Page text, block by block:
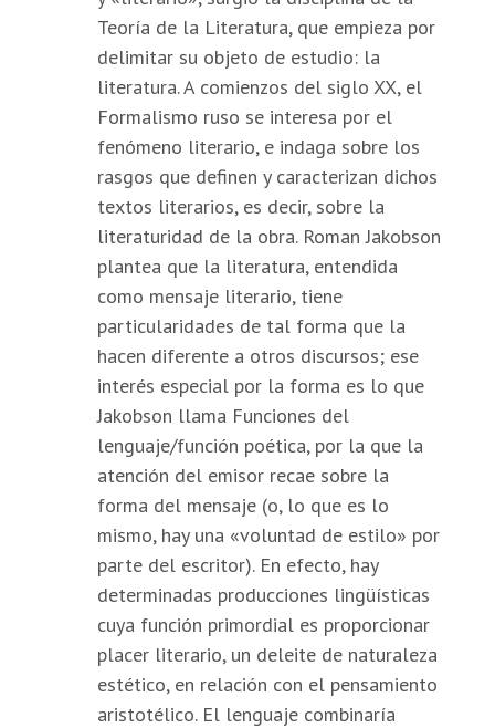
Teoría de la Literatura, que empieza por
delimitar su objeto de estudio: la
literatura. A comienzos del siglo XX, el
Formalismo ruso se interesa por el
fenómeno literario, e indaga sobre los
rasgos que definen y caracterizan dichos
textos literarios, es decir, sobre la
literaturidad de la obra. Roman Jakobson
plantea que la literatura, entendida
como mensaje literario, tiene
particularidades de tal forma que la
hacen diferente a otros discursos; ese
interés especial por la forma es lo que
Jakobson llama Funciones del
lenguaje/función poética, por la que la
atención del emisor recae sobre la
forma del mensaje (o, lo que es lo
mismo, hay una «voluntad de estilo» por
parte del escritor). En efecto, hay
determinadas producciones lingüísticas
cuya función primordial es proporcionar
placer literario, un deleite de naturaleza
estético, en relación con el pensamiento
aristotélico. El lenguaje combinaría